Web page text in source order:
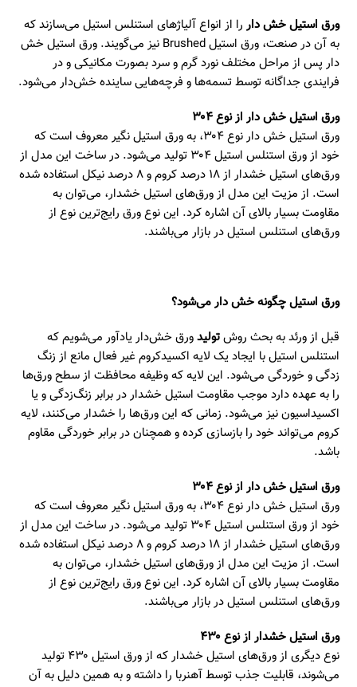
ورق استیل خش دار را از انواع آلیاژهای استنلس استیل می‌سازند که
به آن در صنعت، ورق استیل Brushed نیز می‌گویند. ورق استیل خش
دار پس از مراحل مختلف نورد گرم و سرد بصورت مکانیکی و در
فرایندی جداگانه توسط تسمه‌ها و فرچه‌هایی ساینده خش‌دار می‌شود.
ورق استیل خش دار از نوع ۳۰۴
ورق استیل خش دار نوع ۳۰۴، به ورق استیل نگیر معروف است که
خود از ورق استنلس استیل ۳۰۴ تولید می‌شود. در ساخت این مدل از
ورق‌های استیل خشدار از ۱۸ درصد کروم و ۸ درصد نیکل استفاده شده
است. از مزیت این مدل از ورق‌های استیل خشدار، می‌توان به
مقاومت بسیار بالای آن اشاره کرد. این نوع ورق رایج‌ترین نوع از
ورق‌های استنلس استیل در بازار می‌باشند.
ورق استیل چگونه خش دار می‌شود؟
قبل از ورئد به بحث روشتولیدورق خش‌دار یادآور می‌شویم که
استنلس استیل با ایجاد یک لایه اکسیدکروم غیر فعال مانع از زنگ
زدگی و خوردگی می‌شود. این لایه که وظیفه محافظت از سطح ورق‌ها
را به عهده دارد موجب مقاومت استیل خشدار در برابر زنگ‌زدگی و یا
اکسیداسیون نیز می‌شود. زمانی که این ورق‌ها را خشدار می‌کنند، لایه
کروم می‌تواند خود را بازسازی کرده و همچنان در برابر خوردگی مقاوم
باشد.
ورق استیل خش دار از نوع ۳۰۴
ورق استیل خش دار نوع ۳۰۴، به ورق استیل نگیر معروف است که
خود از ورق استنلس استیل ۳۰۴ تولید می‌شود. در ساخت این مدل از
ورق‌های استیل خشدار از ۱۸ درصد کروم و ۸ درصد نیکل استفاده شده
است. از مزیت این مدل از ورق‌های استیل خشدار، می‌توان به
مقاومت بسیار بالای آن اشاره کرد. این نوع ورق رایج‌ترین نوع از
ورق‌های استنلس استیل در بازار می‌باشند.
ورق استیل خشدار از نوع ۴۳۰
نوع دیگری از ورق‌های استیل خشدار که از ورق استیل ۴۳۰ تولید
می‌شوند، قابلیت جذب توسط آهنربا را داشته و به همین دلیل به آن